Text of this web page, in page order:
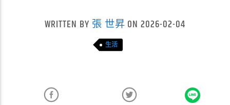
WRITTEN BY 張 世昇 ON 2026-02-04
生活